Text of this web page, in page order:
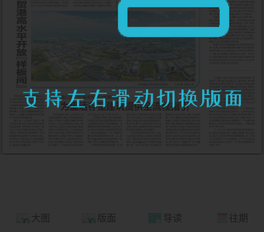
大图 版面 导读 往期